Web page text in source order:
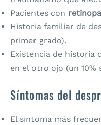
Pacientes con
Historia familiar de
primer grado).
Existencia de historia
en el otro ojo (un 10%
Síntomas del
El síntoma más